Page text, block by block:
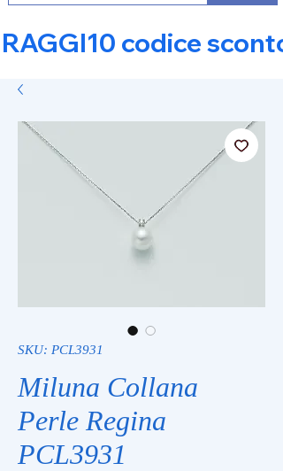
RAGGI10 codice
SKU: PCL3931
Miluna Collana
Perle Regina
PCL3931